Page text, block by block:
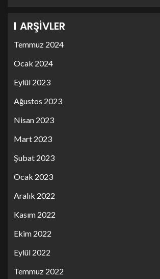
ARŞIVLER
Temmuz 2024
Ocak 2024
Eylül 2023
Ağustos 2023
Nisan 2023
Mart 2023
Şubat 2023
Ocak 2023
Aralık 2022
Kasım 2022
Ekim 2022
Eylül 2022
Temmuz 2022